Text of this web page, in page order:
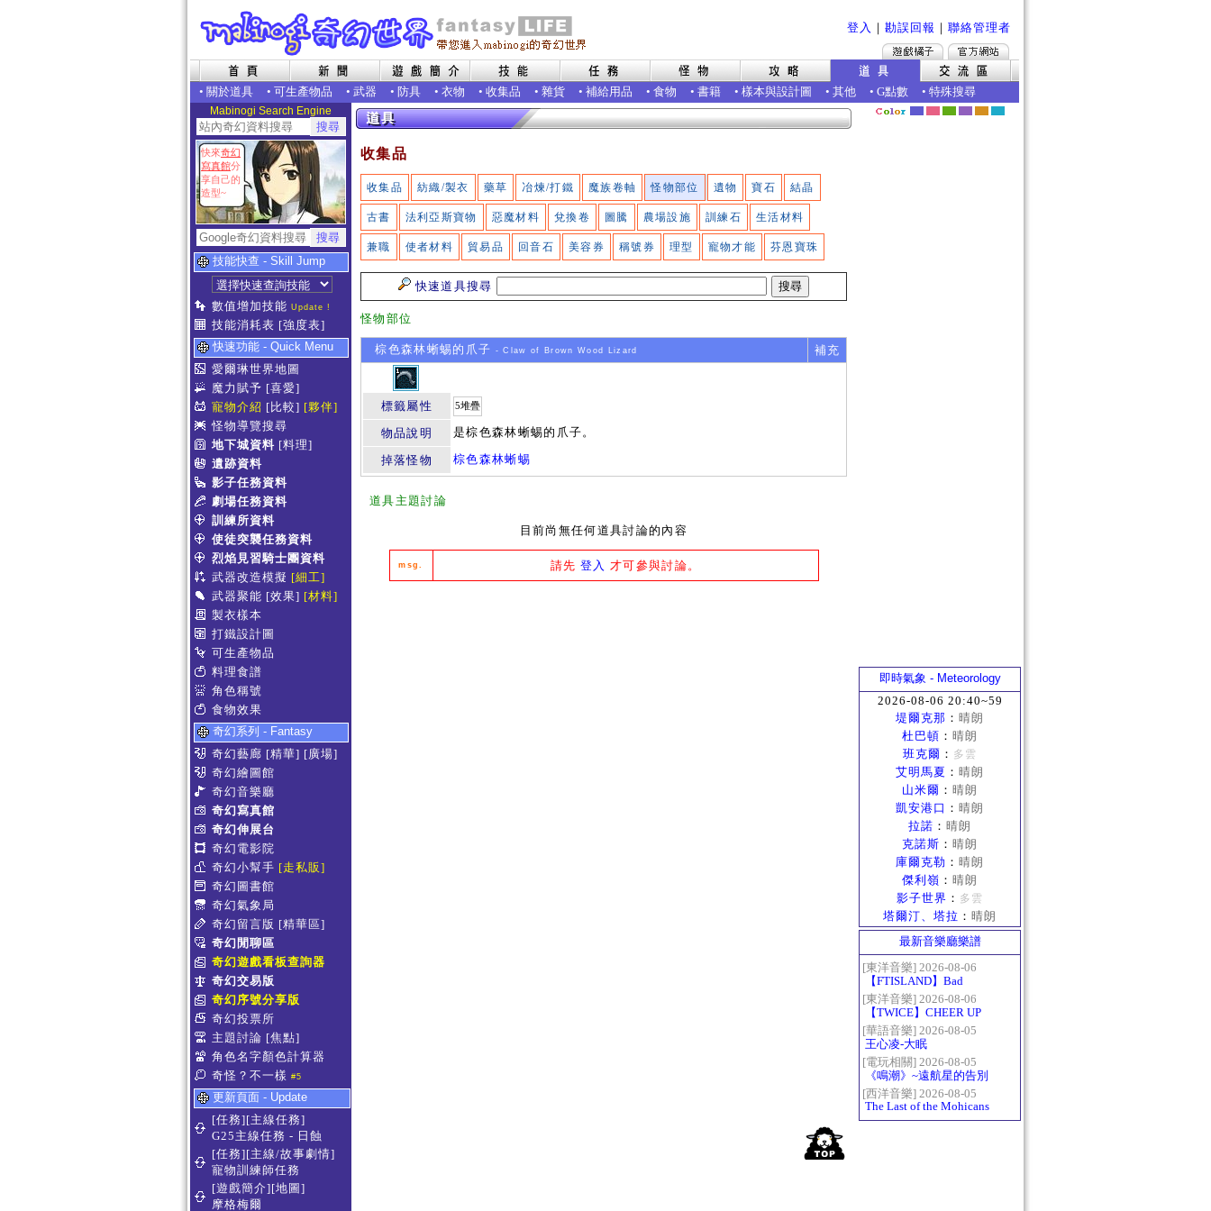
登入 ｜ 勘誤回報 ｜ 聯絡管理者
• 關於道具 • 可生產物品 • 武器 • 防具 • 衣物 • 收集品 • 雜貨 • 補給用品 • 食物 • 書籍 • 樣本與設計圖 • 其他 • G點數 • 特殊搜尋
Mabinogi Search Engine
快來奇幻
寫真館分
享自己的
造型~
技能快查 - Skill Jump
數值增加技能 Update !
技能消耗表 [強度表]
快速功能 - Quick Menu
愛爾琳世界地圖
魔力賦予 [喜愛]
寵物介紹 [比較] [夥伴]
怪物導覽搜尋
地下城資料 [料理]
遺跡資料
影子任務資料
劇場任務資料
訓練所資料
使徒突襲任務資料
烈焰見習騎士團資料
武器改造模擬 [細工]
武器聚能 [效果] [材料]
製衣樣本
打鐵設計圖
可生產物品
料理食譜
角色稱號
食物效果
奇幻系列 - Fantasy
奇幻藝廊 [精華] [廣場]
奇幻繪圖館
奇幻音樂廳
奇幻寫真館
奇幻伸展台
奇幻電影院
奇幻小幫手 [走私販]
奇幻圖書館
奇幻氣象局
奇幻留言版 [精華區]
奇幻閒聊區
奇幻遊戲看板查詢器
奇幻交易版
奇幻序號分享版
奇幻投票所
主題討論 [焦點]
角色名字顏色計算器
奇怪？不一樣 #5
更新頁面 - Update
[任務][主線任務]
G25主線任務 - 日蝕
[任務][主線/故事劇情]
寵物訓練師任務
[遊戲簡介][地圖]
摩格梅爾
收集品
收集品 紡織/製衣 藥草 冶煉/打鐵 魔族卷軸 怪物部位 遺物 寶石 結晶
古書 法利亞斯寶物 惡魔材料 兌換卷 圖騰 農場設施 訓練石 生活材料
兼職 使者材料 貿易品 回音石 美容券 稱號券 理型 寵物才能 芬恩寶珠
快速道具搜尋
怪物部位
棕色森林蜥蜴的爪子 - Claw of Brown Wood Lizard 補充
標籤屬性 5堆疊
物品說明 是棕色森林蜥蜴的爪子。
掉落怪物 棕色森林蜥蜴
道具主題討論
目前尚無任何道具討論的內容
msg. 請先 登入 才可參與討論。
即時氣象 - Meteorology
2026-08-06 20:40~59
堤爾克那 ： 晴朗
杜巴頓 ： 晴朗
班克爾 ： 多雲
艾明馬夏 ： 晴朗
山米爾 ： 晴朗
凱安港口 ： 晴朗
拉諾 ： 晴朗
克諾斯 ： 晴朗
庫爾克勒 ： 晴朗
傑利嶺 ： 晴朗
影子世界 ： 多雲
塔爾汀、塔拉 ： 晴朗
最新音樂廳樂譜
[東洋音樂] 2026-08-06
【FTISLAND】Bad
Woman
[東洋音樂] 2026-08-06
【TWICE】CHEER UP
[華語音樂] 2026-08-05
王心凌-大眠
[電玩相關] 2026-08-05
《鳴潮》~遠航星的告別
[西洋音樂] 2026-08-05
The Last of the Mohicans
最後的莫西乾人